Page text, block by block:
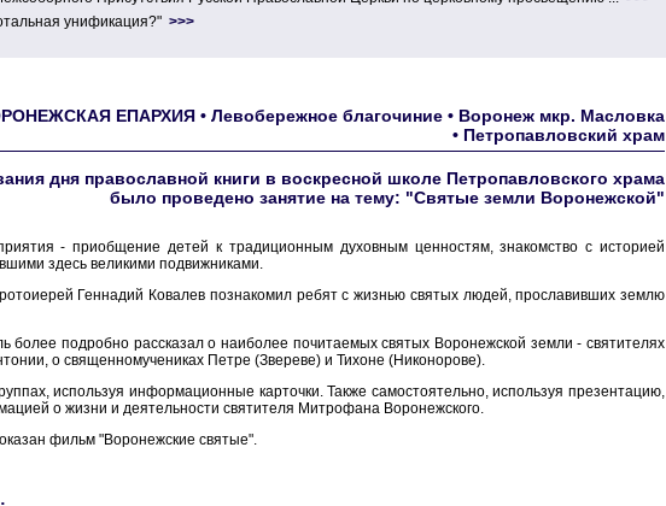
унификация?" >>>
ЕПАРХИЯ • Левобережное благочиние • Воронеж мкр. Масловка
• Петропавловский храм
дня православной книги в воскресной школе Петропавловского храма
было проведено занятие на тему: "Святые земли Воронежской"
- приобщение детей к традиционным духовным ценностям, знакомство с историей
здесь великими подвижниками.
Геннадий Ковалев познакомил ребят с жизнью святых людей, прославивших землю
более подробно рассказал о наиболее почитаемых святых Воронежской земли - святителях
о священномучениках Петре (Звереве) и Тихоне (Никонорове).
используя информационные карточки. Также самостоятельно, используя презентацию,
о жизни и деятельности святителя Митрофана Воронежского.
фильм "Воронежские святые".